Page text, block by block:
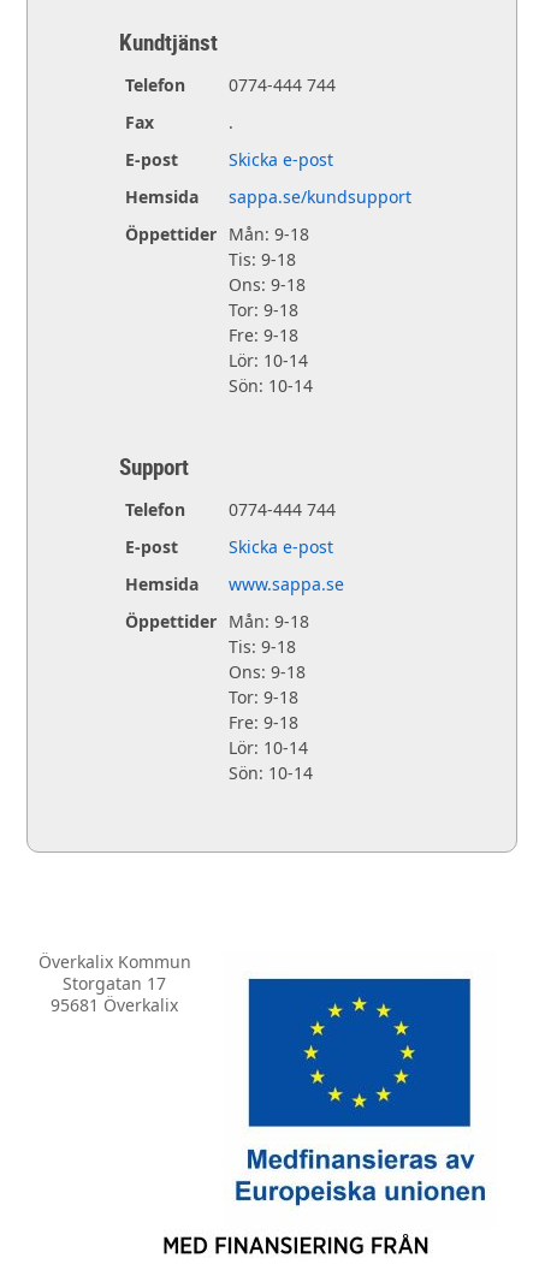
Kundtjänst
Telefon
0774-444 744
Fax
.
E-post
Skicka e-post
Hemsida
sappa.se/kundsupport
Öppettider Mån: 9-18
Tis: 9-18
Ons: 9-18
Tor: 9-18
Fre: 9-18
Lör: 10-14
Sön: 10-14
Support
Telefon
0774-444 744
E-post
Skicka e-post
Hemsida
www.sappa.se
Öppettider Mån: 9-18
Tis: 9-18
Ons: 9-18
Tor: 9-18
Fre: 9-18
Lör: 10-14
Sön: 10-14
Överkalix Kommun
Storgatan 17
95681 Överkalix